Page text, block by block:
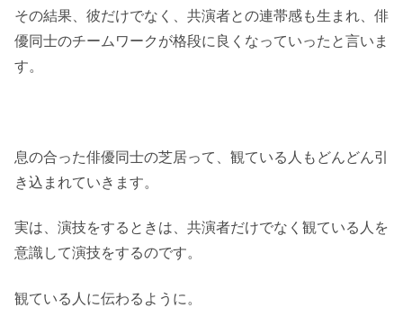
その結果、彼だけでなく、共演者との連帯感も生まれ、俳
優同士のチームワークが格段に良くなっていったと言いま
す。
息の合った俳優同士の芝居って、観ている人もどんどん引
き込まれていきます。
実は、演技をするときは、共演者だけでなく観ている人を
意識して演技をするのです。
観ている人に伝わるように。